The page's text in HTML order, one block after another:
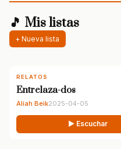
🎵 Mis listas
+ Nueva lista
RELATOS
Entrelaza-dos
Aliah Beik2025-04-05
▶ Escuchar